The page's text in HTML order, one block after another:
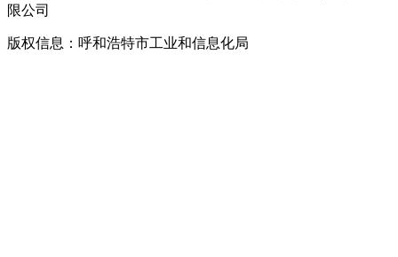
限公司
版权信息：呼和浩特市工业和信息化局